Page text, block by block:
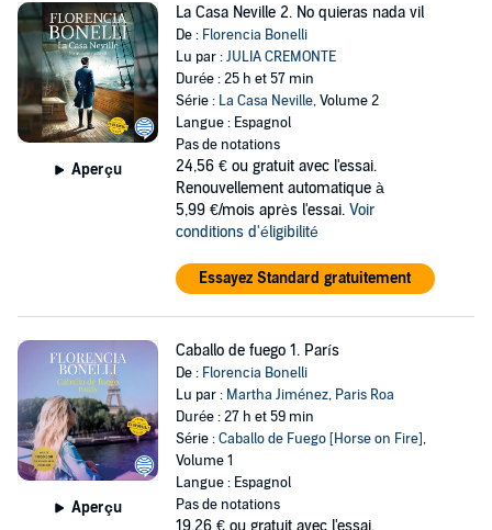
Aperçu
La Casa Neville 2. No quieras nada vil
De : Florencia Bonelli
Lu par :JULIA CREMONTE
Durée : 25 h et 57 min
Série : La Casa Neville, Volume 2
Langue : Espagnol
Pas de notations
24,56 € ou gratuit avec l'essai.
Renouvellement automatique à
5,99 €/mois après l'essai. Voir
conditions d'éligibilité
Essayez Standard gratuitement
Aperçu
Caballo de fuego 1. París
De : Florencia Bonelli
Lu par : Martha Jiménez, Paris Roa
Durée : 27 h et 59 min
Série :Caballo de Fuego [Horse on Fire],
Volume 1
Langue : Espagnol
Pas de notations
19,26 € ou gratuit avec l'essai.